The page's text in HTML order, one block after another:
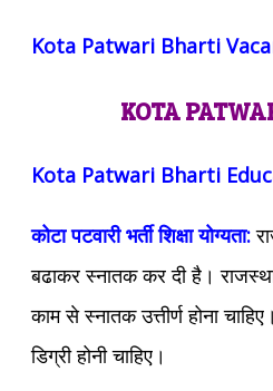
Kota Patwari Bharti
KOTA
Kota Patwari Bharti
कोटा पटवारी भर्ती शिक्षा योग्यता:
बढाकर स्नातक कर दी है।
काम से स्नातक उत्तीर्ण होना
डिग्री होनी चाहिए।